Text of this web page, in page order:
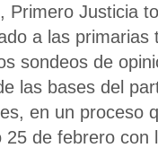
Primero Justicia
a las primarias
sondeos de
las bases del
en un proceso
de febrero con